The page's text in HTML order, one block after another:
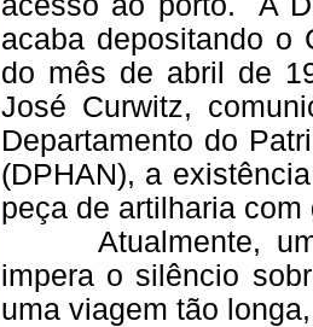
acaba depositando
do mês de abril de
José Curwitz,
Departamento do
(DPHAN), a
peça de artilharia
Atualmente, uma
impera o silêncio
uma viagem tão